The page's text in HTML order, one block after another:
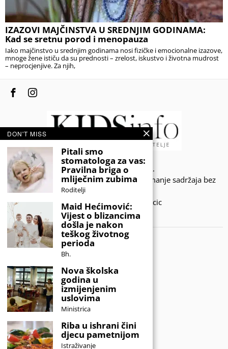
IZAZOVI MAJČINSTVA U SREDNJIM GODINAMA:
Kad se sretnu porod i menopauza
Iako majčinstvo u srednjim godinama nosi fizičke i emocionalne izazove,
mnoge žene ističu da su prednosti – zrelost, iskustvo i životna mudrost
– neprocjenjive. Za njih,
© 2020 - KIDSINFO.BA.
Sva prava zadržana. Zabranjeno preuzimanje sadržaja bez
dozvole izdavača.
Developed by Amar SIjercic
IZAŠAO JE NOVI MAGAZIN!
DON'T MISS
Pitali smo
stomatologa za vas:
Pravilna briga o
mliječnim zubima
Roditelji
Maid Hećimović:
Vijest o blizancima
došla je nakon
teškog životnog
perioda
Bh.
Nova školska
godina u
izmijenjenim
uslovima
Ministrica
Riba u ishrani čini
djecu pametnijom
Istraživanje